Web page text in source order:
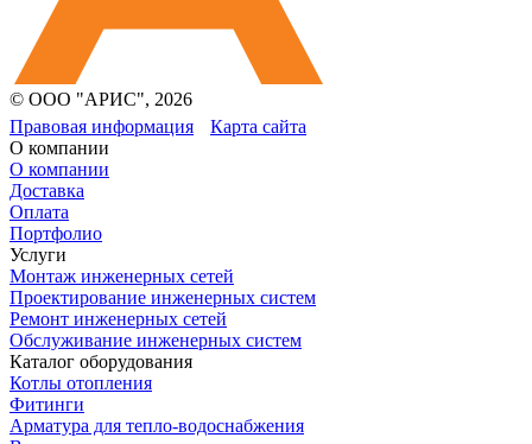
© ООО "АРИС", 2026
Правовая информация
Карта сайта
О компании
О компании
Доставка
Оплата
Портфолио
Услуги
Монтаж инженерных сетей
Проектирование инженерных систем
Ремонт инженерных сетей
Обслуживание инженерных систем
Каталог оборудования
Котлы отопления
Фитинги
Арматура для тепло-водоснабжения